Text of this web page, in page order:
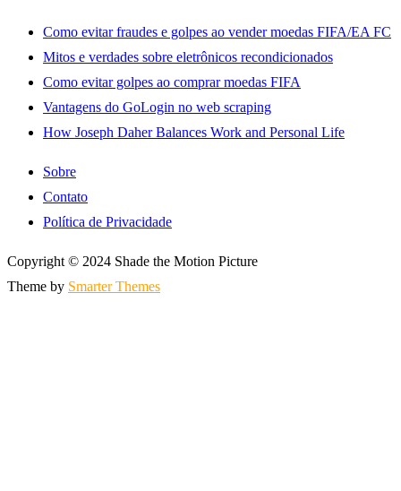
Como evitar fraudes e golpes ao vender moedas FIFA/EA FC
Mitos e verdades sobre eletrônicos recondicionados
Como evitar golpes ao comprar moedas FIFA
Vantagens do GoLogin no web scraping
How Joseph Daher Balances Work and Personal Life
Sobre
Contato
Política de Privacidade
Copyright © 2024 Shade the Motion Picture
Theme by Smarter Themes